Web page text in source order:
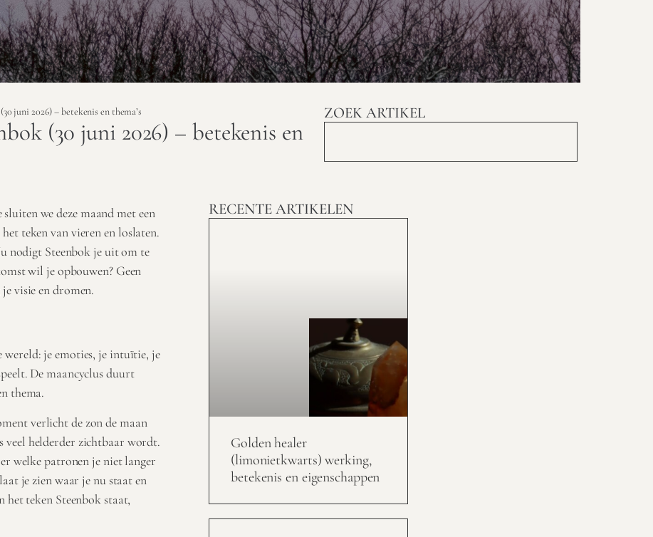
juni 2026) – betekenis en thema’s
(30 juni 2026) – betekenis en
ZOEK ARTIKEL
sluiten we deze maand met een
teken van vieren en loslaten.
nodigt Steenbok je uit om te
wil je opbouwen? Geen
visie en dromen.
je emoties, je intuïtie, je
De maancyclus duurt
thema.
verlicht de zon de maan
veel helderder zichtbaar wordt.
welke patronen je niet langer
je zien waar je nu staat en
teken Steenbok staat,
RECENTE ARTIKELEN
Golden healer
(limonietkwarts) werking,
betekenis en eigenschappen